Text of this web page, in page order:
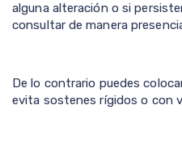
alguna alteración o si
consultar de manera
De lo contrario puedes
evita sostenes rígidos o con